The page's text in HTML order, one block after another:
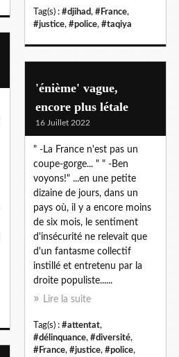
Tag(s) : #djihad, #France,
#justice, #police, #taqiya
'énième' vague,
encore plus létale
16 Juillet 2022
" -La France n'est pas un
coupe-gorge... " " -Ben
voyons!" ...en une petite
dizaine de jours, dans un
pays où, il y a encore moins
de six mois, le sentiment
d'insécurité ne relevait que
d'un fantasme collectif
instillé et entretenu par la
droite populiste......
Lire la suite
Tag(s) : #attentat,
#délinquance, #diversité,
#France, #justice, #police,